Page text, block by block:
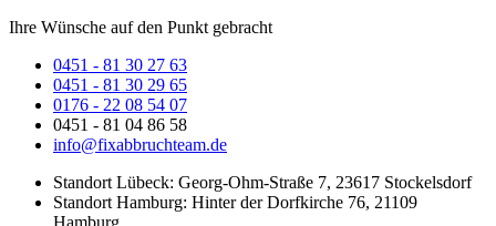
Ihre Wünsche auf den Punkt gebracht
0451 - 81 30 27 63
0451 - 81 30 29 65
0176 - 22 08 54 07
0451 - 81 04 86 58
info@fixabbruchteam.de
Standort Lübeck: Georg-Ohm-Straße 7, 23617 Stockelsdorf
Standort Hamburg: Hinter der Dorfkirche 76, 21109
Hamburg